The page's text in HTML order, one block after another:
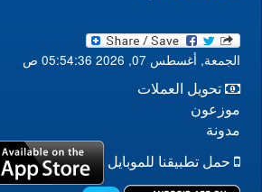
الجمعة, أغسطس 07, 2026 05:54:37 ص
تحويل العملات
موزعون
مدونة
حمل تطبيقنا للموبايل